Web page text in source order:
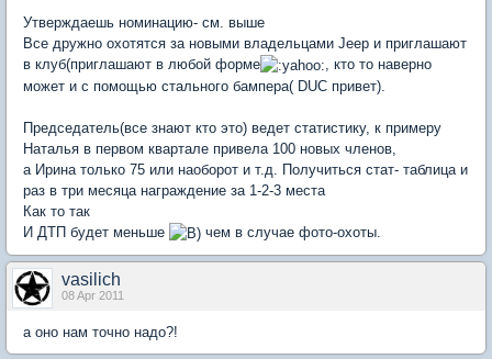
Утверждаешь номинацию- см. выше
Все дружно охотятся за новыми владельцами Jeep и приглашают
в клуб(приглашают в любой форме
, кто то наверно
может и с помощью стального бампера( DUC привет).
Председатель(все знают кто это) ведет статистику, к примеру
Наталья в первом квартале привела 100 новых членов,
а Ирина только 75 или наоборот и т.д. Получиться стат- таблица и
раз в три месяца награждение за 1-2-3 места
Как то так
И ДТП будет меньше
чем в случае фото-охоты.
vasilich
08 Apr 2011
а оно нам точно надо?!